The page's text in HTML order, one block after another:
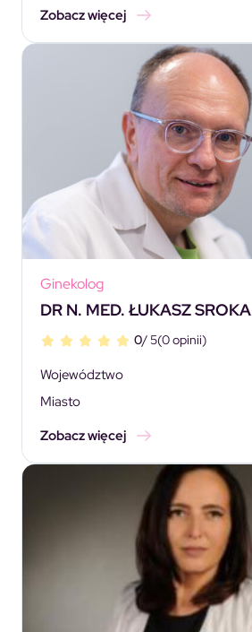
Zobacz więcej
Ginekolog
DR N. MED. ŁUKASZ SROKA
0/ 5(0 opinii)
Województwo
Miasto
Zobacz więcej